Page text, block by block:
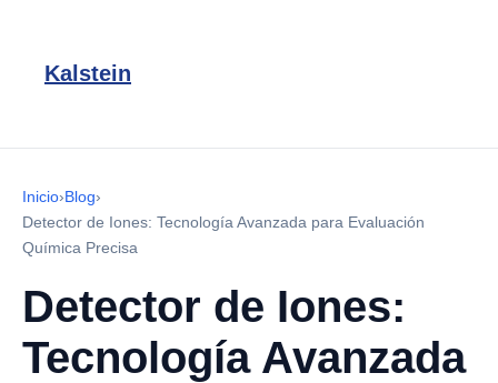
Kalstein
Inicio›Blog›
Detector de Iones: Tecnología Avanzada para Evaluación
Química Precisa
Detector de Iones:
Tecnología Avanzada